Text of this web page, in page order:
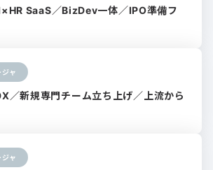
SaaS／BizDev一体／IPO準備フ
ャ
／新規専門チーム立ち上げ／上流から
ャ